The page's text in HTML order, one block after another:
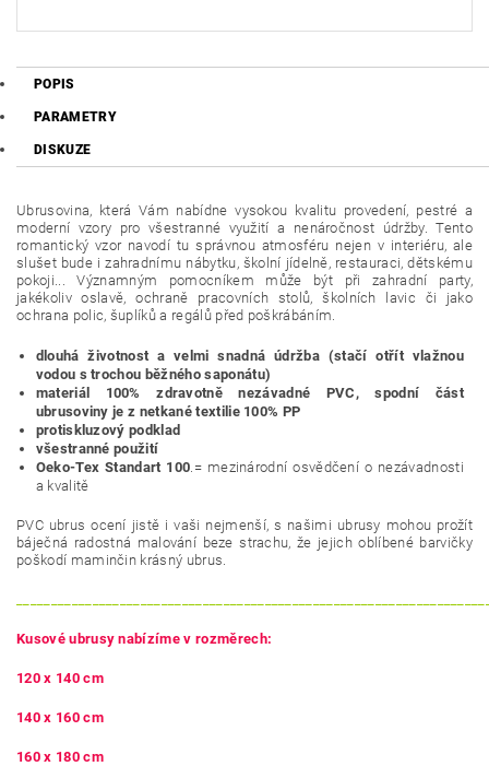
POPIS
PARAMETRY
DISKUZE
Ubrusovina, která Vám nabídne vysokou kvalitu provedení, pestré a
moderní vzory pro všestranné využití a nenáročnost údržby. Tento
romantický vzor navodí tu správnou atmosféru nejen v interiéru, ale
slušet bude i zahradnímu nábytku, školní jídelně, restauraci, dětskému
pokoji... Významným pomocníkem může být při zahradní party,
jakékoliv oslavě, ochraně pracovních stolů, školních lavic či jako
ochrana polic, šuplíků a regálů před poškrábáním.
dlouhá životnost a velmi snadná údržba (stačí otřít vlažnou
vodou s trochou běžného saponátu)
materiál 100% zdravotně nezávadné PVC, spodní část
ubrusoviny je z netkané textilie 100% PP
protiskluzový podklad
všestranné použití
Oeko-Tex Standart 100.= mezinárodní osvědčení o nezávadnosti
a kvalitě
PVC ubrus ocení jistě i vaši nejmenší, s našimi ubrusy mohou prožít
báječná radostná malování beze strachu, že jejich oblíbené barvičky
poškodí maminčin krásný ubrus.
Kusové ubrusy nabízíme v rozměrech:
120 x 140 cm
140 x 160 cm
160 x 180 cm